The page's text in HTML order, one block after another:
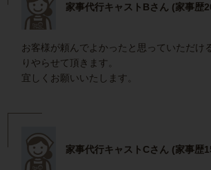
家事代行キャストBさん (家事歴
お客様が頼んでよかったと思っていただけ
りやらせて頂きます。
宜しくお願いいたします。
家事代行キャストCさん (家事歴